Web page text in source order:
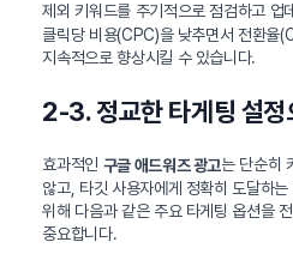
제외 키워드를 주기적으로 점검하고 업
클릭당 비용(CPC)을 낮추면서 전환
지속적으로 향상시킬 수 있습니다.
2-3. 정교한 타게팅 설정
효과적인 구글 애드워즈 광고는 단순히
않고, 타깃 사용자에게 정확히 도달하
위해 다음과 같은 주요 타게팅 옵션을
중요합니다.